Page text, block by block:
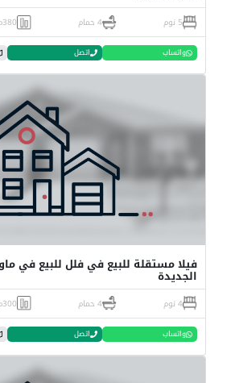
5 نوم 4 حمام 380م
واتساب اتصل
فيلا مستقلة للبيع في فلل للبيع في
الجديدة
4 نوم 4 حمام 300م
واتساب اتصل